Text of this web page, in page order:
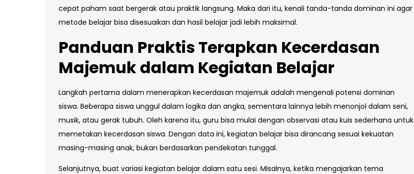
cepat paham saat bergerak atau praktik langsung. Maka dari itu, kenali tanda-tanda dominan ini agar
metode belajar bisa disesuaikan dan hasil belajar jadi lebih maksimal.
Panduan Praktis Terapkan Kecerdasan
Majemuk dalam Kegiatan Belajar
Langkah pertama dalam menerapkan kecerdasan majemuk adalah mengenali potensi dominan
siswa. Beberapa siswa unggul dalam logika dan angka, sementara lainnya lebih menonjol dalam seni,
musik, atau gerak tubuh. Oleh karena itu, guru bisa mulai dengan observasi atau kuis sederhana untuk
memetakan kecerdasan siswa. Dengan data ini, kegiatan belajar bisa dirancang sesuai kekuatan
masing-masing anak, bukan berdasarkan pendekatan tunggal.
Selanjutnya, buat variasi kegiatan belajar dalam satu sesi. Misalnya, ketika mengajarkan tema